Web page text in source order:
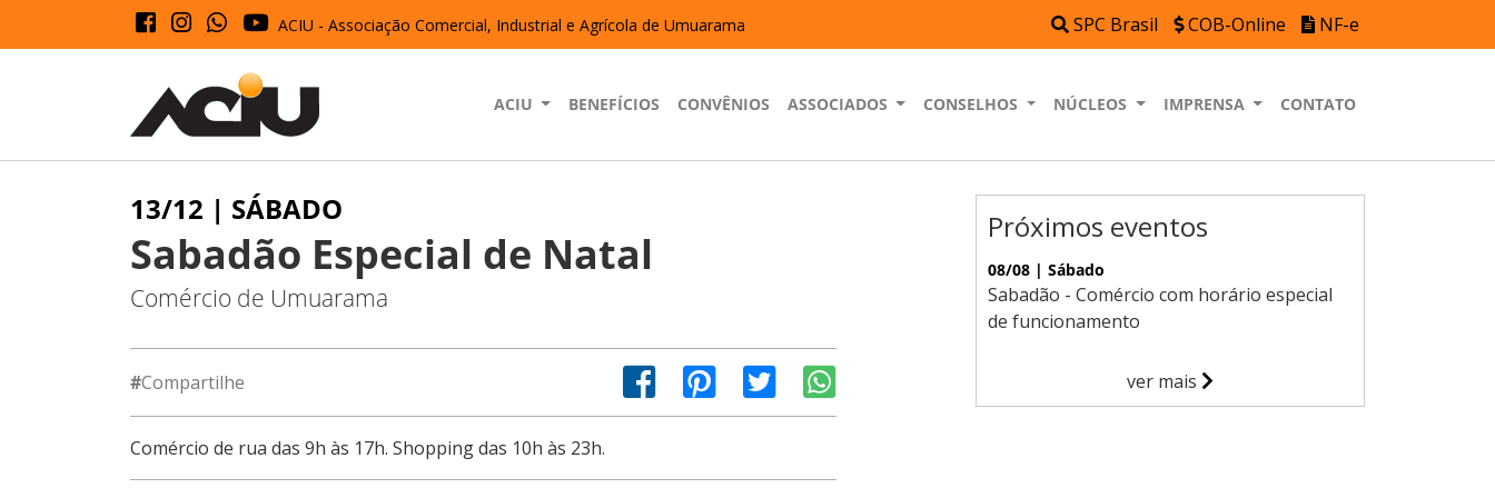
ACIU - Associação Comercial, Industrial e Agrícola de Umuarama SPC Brasil COB-Online NF-e
ACIU BENEFÍCIOS CONVÊNIOS ASSOCIADOS CONSELHOS NÚCLEOS IMPRENSA CONTATO
13/12 | SÁBADO
Sabadão Especial de Natal
Comércio de Umuarama
#Compartilhe
Comércio de rua das 9h às 17h. Shopping das 10h às 23h.
Próximos eventos
08/08 | Sábado
Sabadão - Comércio com horário especial
de funcionamento
ver mais